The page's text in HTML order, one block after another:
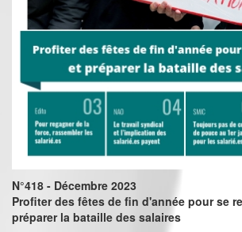
N°418 - Décembre 2023
Profiter des fêtes de fin d'année pour se
préparer la bataille des salaires